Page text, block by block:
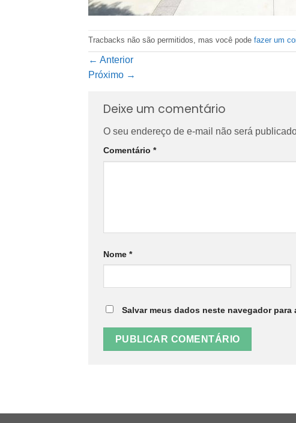
Tracbacks não são permitidos, mas você pode fazer um
← Anterior
Próximo →
Deixe um comentário
O seu endereço de e-mail não será
Comentário *
Nome *
Salvar meus dados neste navegador para